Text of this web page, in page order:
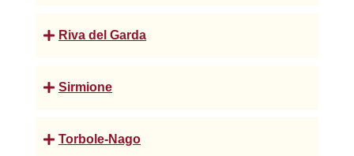
Riva del Garda
Sirmione
Torbole-Nago